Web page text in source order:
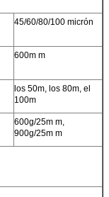
45/60/80/100 micrón
600m m
los 50m, los 80m, el
100m
600g/25m m,
900g/25m m